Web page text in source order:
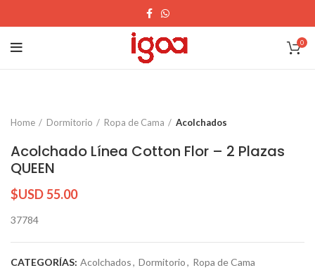
0
Home Dormitorio Ropa de Cama Acolchados
Acolchado Línea Cotton Flor – 2 Plazas
QUEEN
$USD55.00
37784
CATEGORÍAS: Acolchados, Dormitorio, Ropa de Cama